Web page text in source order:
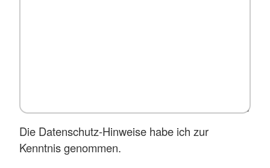
Die Datenschutz-Hinweise habe ich zur
Kenntnis genommen.